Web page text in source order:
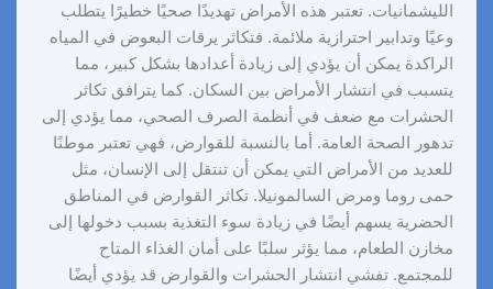
الليشمانيات. تعتبر هذه الأمراض تهديدًا صحيًا خطيرًا يتطلب
وعيًا وتدابير احترازية ملائمة. فتكاثر يرقات البعوض في المياه
الراكدة يمكن أن يؤدي إلى زيادة أعدادها بشكل كبير، مما
يتسبب في انتشار الأمراض بين السكان. كما يترافق تكاثر
الحشرات مع ضعف في أنظمة الصرف الصحي، مما يؤدي إلى
تدهور الصحة العامة. أما بالنسبة للقوارض، فهي تعتبر موطنًا
للعديد من الأمراض التي يمكن أن تنتقل إلى الإنسان، مثل
حمى روما ومرض السالمونيلا. تكاثر القوارض في المناطق
الحضرية يسهم أيضًا في زيادة سوء التغذية بسبب دخولها إلى
مخازن الطعام، مما يؤثر سلبًا على أمان الغذاء المتاح
للمجتمع. تفشي انتشار الحشرات والقوارض قد يؤدي أيضًا